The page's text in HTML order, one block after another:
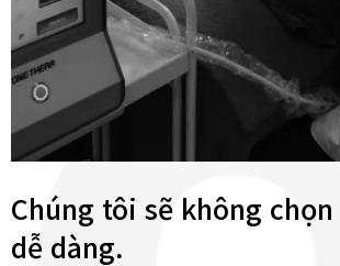
Chúng tôi sẽ không
dễ dàng.